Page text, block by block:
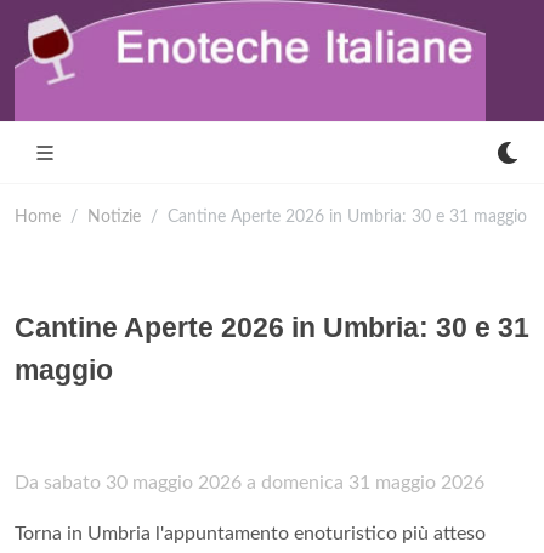
Home Notizie Cantine Aperte 2026 in Umbria: 30 e 31 maggio
Cantine Aperte 2026 in Umbria: 30 e 31
maggio
Da sabato 30 maggio 2026 a domenica 31 maggio 2026
Torna in Umbria l'appuntamento enoturistico più atteso